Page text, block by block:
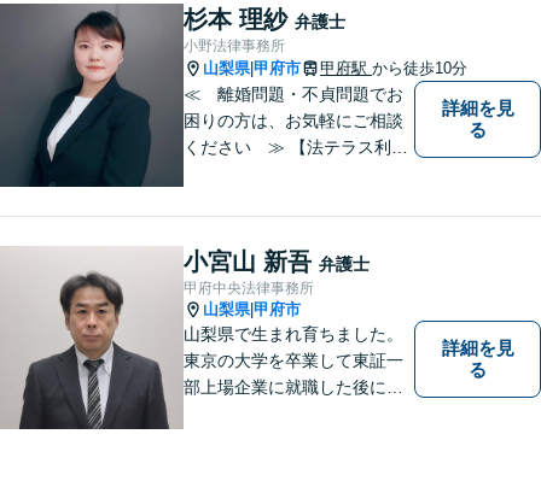
の作成や相続人の紛争解決ま
で幅広く対応できます【初回
面談無料】
杉本 理紗 弁護士
小野法律事務所
山梨県|甲府市 甲府駅 から徒歩10分
≪ 離婚問題・不貞問題でお
困りの方は、お気軽にご相談
ください ≫ 【法テラス利用
護士には、守秘義務がありま
すので、ご安心してご相談を
いただければと思います。
詳細を見
る
小宮山 新吾 弁護士
甲府中央法律事務所
山梨県|甲府市
山梨県で生まれ育ちました。
東京の大学を卒業して東証一
部上場企業に就職した後に司
詳細を見
る